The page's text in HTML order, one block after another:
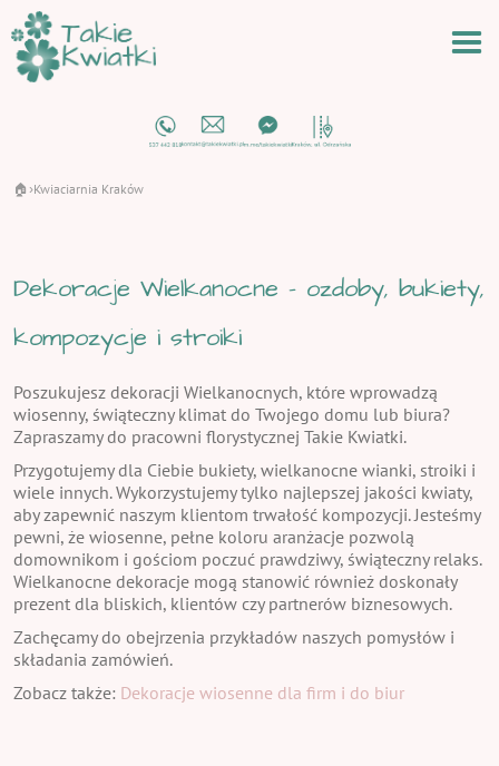
🏠 ›Kwiaciarnia Kraków
Dekoracje Wielkanocne - ozdoby, bukiety,
kompozycje i stroiki
Poszukujesz dekoracji Wielkanocnych, które wprowadzą
wiosenny, świąteczny klimat do Twojego domu lub biura?
Zapraszamy do pracowni florystycznej Takie Kwiatki.
Przygotujemy dla Ciebie bukiety, wielkanocne wianki, stroiki i
wiele innych. Wykorzystujemy tylko najlepszej jakości kwiaty,
aby zapewnić naszym klientom trwałość kompozycji. Jesteśmy
pewni, że wiosenne, pełne koloru aranżacje pozwolą
domownikom i gościom poczuć prawdziwy, świąteczny relaks.
Wielkanocne dekoracje mogą stanowić również doskonały
prezent dla bliskich, klientów czy partnerów biznesowych.
Zachęcamy do obejrzenia przykładów naszych pomysłów i
składania zamówień.
Zobacz także: Dekoracje wiosenne dla firm i do biur